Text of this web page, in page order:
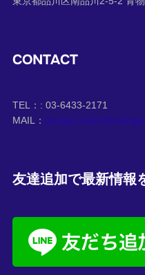
CONTACT
TEL：: 03-6433-2171
MAIL： dangan.shark＠
友達追加で最新情報